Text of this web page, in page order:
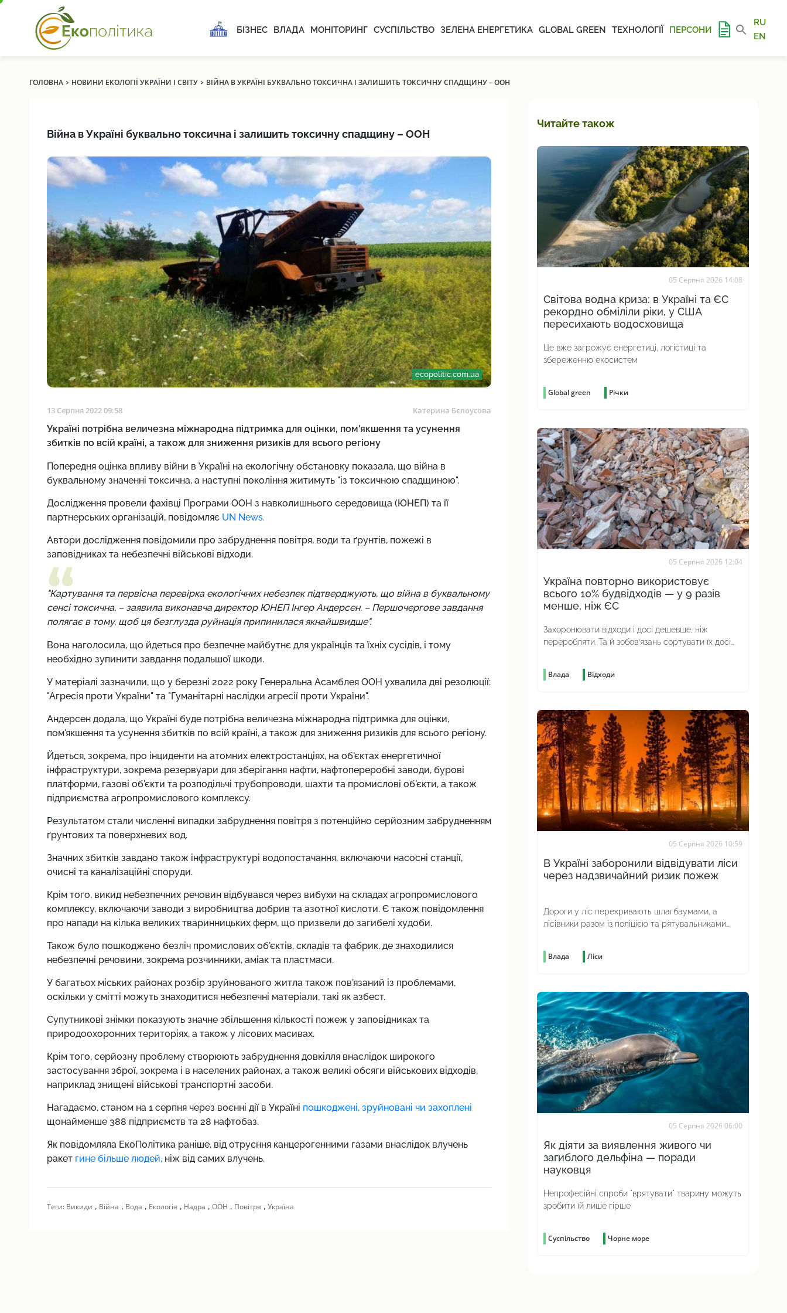
БІЗНЕС ВЛАДА МОНІТОРИНГ СУСПІЛЬСТВО ЗЕЛЕНА ЕНЕРГЕТИКА GLOBAL GREEN ТЕХНОЛОГІЇ ПЕРСОНИ
RU
EN
ГОЛОВНА› НОВИНИ ЕКОЛОГІЇ УКРАЇНИ І СВІТУ› ВІЙНА В УКРАЇНІ БУКВАЛЬНО ТОКСИЧНА І ЗАЛИШИТЬ ТОКСИЧНУ СПАДЩИНУ – ООН
Війна в Україні буквально токсична і залишить токсичну спадщину – ООН
ecopolitic.com.ua
13 Серпня 2022 09:58 Катерина Бєлоусова
Україні потрібна величезна міжнародна підтримка для оцінки, пом'якшення та усунення
збитків по всій країні, а також для зниження ризиків для всього регіону
Попередня оцінка впливу війни в Україні на екологічну обстановку показала, що війна в
буквальному значенні токсична, а наступні покоління житимуть "із токсичною спадщиною".
Дослідження провели фахівці Програми ООН з навколишнього середовища (ЮНЕП) та її
партнерських організацій, повідомляє UN News.
Автори дослідження повідомили про забруднення повітря, води та ґрунтів, пожежі в
заповідниках та небезпечні військові відходи.
"Картування та первісна перевірка екологічних небезпек підтверджують, що війна в буквальному
сенсі токсична, – заявила виконавча директор ЮНЕП Інгер Андерсен. – Першочергове завдання
полягає в тому, щоб ця безглузда руйнація припинилася якнайшвидше".
Вона наголосила, що йдеться про безпечне майбутнє для українців та їхніх сусідів, і тому
необхідно зупинити завдання подальшої шкоди.
У матеріалі зазначили, що у березні 2022 року Генеральна Асамблея ООН ухвалила дві резолюції:
"Агресія проти України" та "Гуманітарні наслідки агресії проти України".
Андерсен додала, що Україні буде потрібна величезна міжнародна підтримка для оцінки,
пом'якшення та усунення збитків по всій країні, а також для зниження ризиків для всього регіону.
Йдеться, зокрема, про інциденти на атомних електростанціях, на об'єктах енергетичної
інфраструктури, зокрема резервуари для зберігання нафти, нафтопереробні заводи, бурові
платформи, газові об'єкти та розподільчі трубопроводи, шахти та промислові об'єкти, а також
підприємства агропромислового комплексу.
Результатом стали численні випадки забруднення повітря з потенційно серйозним забрудненням
ґрунтових та поверхневих вод.
Значних збитків завдано також інфраструктурі водопостачання, включаючи насосні станції,
очисні та каналізаційні споруди.
Крім того, викид небезпечних речовин відбувався через вибухи на складах агропромислового
комплексу, включаючи заводи з виробництва добрив та азотної кислоти. Є також повідомлення
про напади на кілька великих тваринницьких ферм, що призвели до загибелі худоби.
Також було пошкоджено безліч промислових об'єктів, складів та фабрик, де знаходилися
небезпечні речовини, зокрема розчинники, аміак та пластмаси.
У багатьох міських районах розбір зруйнованого житла також пов'язаний із проблемами,
оскільки у смітті можуть знаходитися небезпечні матеріали, такі як азбест.
Супутникові знімки показують значне збільшення кількості пожеж у заповідниках та
природоохоронних територіях, а також у лісових масивах.
Крім того, серйозну проблему створюють забруднення довкілля внаслідок широкого
застосування зброї, зокрема і в населених районах, а також великі обсяги військових відходів,
наприклад знищені військові транспортні засоби.
Нагадаємо, станом на 1 серпня через воєнні дії в Україні пошкоджені, зруйновані чи захоплені
щонайменше 388 підприємств та 28 нафтобаз.
Як повідомляла ЕкоПолітика раніше, від отруєння канцерогенними газами внаслідок влучень
ракет гине більше людей, ніж від самих влучень.
Теги: Викиди , Війна , Вода , Екологія , Надра , ООН , Повітря , Україна
Читайте також
05 Серпня 2026 14:08
Світова водна криза: в Україні та ЄС
рекордно обміліли ріки, у США
пересихають водосховища
Це вже загрожує енергетиці, логістиці та
збереженню екосистем
Global green Річки
05 Серпня 2026 12:04
Україна повторно використовує
всього 10% будвідходів — у 9 разів
менше, ніж ЄС
Захоронювати відходи і досі дешевше, ніж
переробляти. Та й зобов’язань сортувати їх досі
Влада Відходи
05 Серпня 2026 10:59
В Україні заборонили відвідувати ліси
через надзвичайний ризик пожеж
Дороги у ліс перекривають шлагбаумами, а
лісівники разом із поліцією та рятувальниками
Влада Ліси
05 Серпня 2026 06:00
Як діяти за виявлення живого чи
загиблого дельфіна — поради
науковця
Непрофесійні спроби "врятувати" тварину можуть
зробити їй лише гірше
Суспільство Чорне море